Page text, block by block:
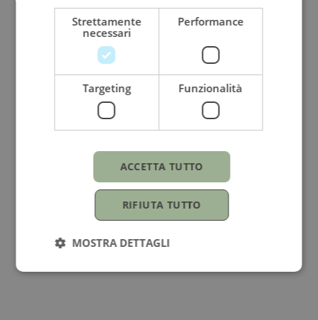
Strettamente
necessari
Performance
Targeting Funzionalità
ACCETTA TUTTO
RIFIUTA TUTTO
MOSTRA DETTAGLI